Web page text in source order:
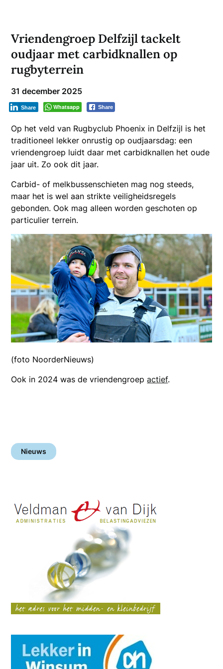
Vriendengroep Delfzijl tackelt
oudjaar met carbidknallen op
rugbyterrein
31 december 2025
Whatsapp Share
Share
Op het veld van Rugbyclub Phoenix in Delfzijl is het
traditioneel lekker onrustig op oudjaarsdag: een
vriendengroep luidt daar met carbidknallen het oude
jaar uit. Zo ook dit jaar.
Carbid- of melkbussenschieten mag nog steeds,
maar het is wel aan strikte veiligheidsregels
gebonden. Ook mag alleen worden geschoten op
particulier terrein.
(foto NoorderNieuws)
Ook in 2024 was de vriendengroepactief.
Nieuws